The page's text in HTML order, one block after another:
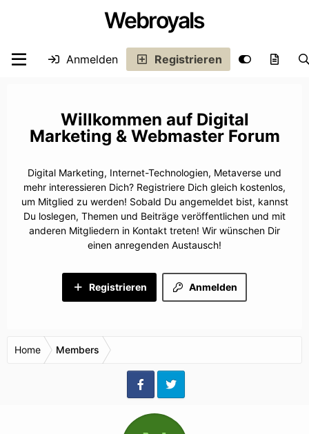
Webroyals
Anmelden Registrieren
Digital
Marketing & Webmaster Forum
Digital Marketing, Internet-Technologien, Metaverse und
mehr interessieren Dich? Registriere Dich gleich kostenlos,
um Mitglied zu werden! Sobald Du angemeldet bist, kannst
Du loslegen, Themen und Beiträge veröffentlichen und mit
anderen Mitgliedern in Kontakt treten! Wir wünschen Dir
einen anregenden Austausch!
Anmelden
Registrieren
Home Members